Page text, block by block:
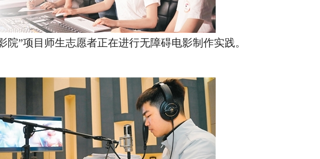
”项目师生志愿者正在进行无障碍电影制作实践。